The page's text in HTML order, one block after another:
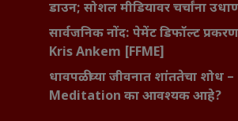
डाउन; सोशल मीडियावर चर्चांना
सार्वजनिक नोंद: पेमेंट डिफॉल्ट
Kris Ankem [FFME]
धावपळीच्या जीवनात शांततेचा शोध –
Meditation का आवश्यक आहे?